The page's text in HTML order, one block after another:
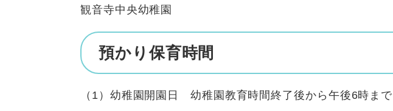
観音寺中央幼稚園
預かり保育時間
（1）幼稚園開園日 幼稚園教育時間終了後から午後6時まで